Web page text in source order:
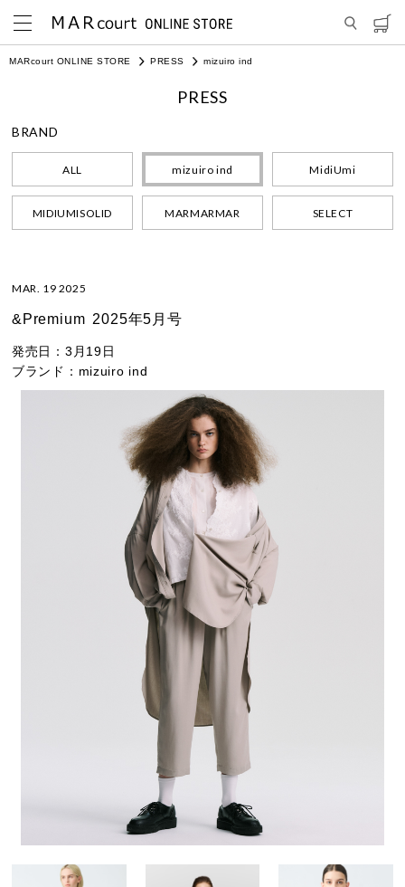
MARcourt ONLINE STORE PRESS mizuiro ind
PRESS
BRAND
ALL mizuiro ind MidiUmi
MIDIUMISOLID MARMARMAR SELECT
MAR. 19 2025
&Premium 2025年5月号
発売日： 3月19日
ブランド： mizuiro ind